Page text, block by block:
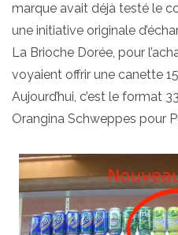
marque avait déjà testé le
une initiative originale
La Brioche Dorée, pour
voyaient offrir une canette
Aujourd’hui, c’est le format
Orangina Schweppes pour